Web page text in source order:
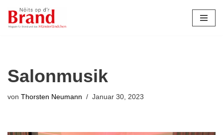
Zum
Salonmusik
von Thorsten Neumann Januar 30, 2023